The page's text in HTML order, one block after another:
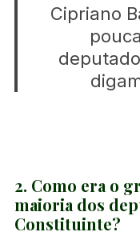
Cipriano
2. Como era o
maioria dos
Constituinte?